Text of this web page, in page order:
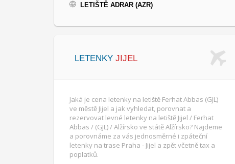
LETIŠTĚ ADRAR (AZR)
LETENKY JIJEL
Jaká je cena letenky na letiště Ferhat Abbas (GJL)
ve městě Jijel a jak vyhledat, porovnat a
rezervovat levné letenky na letiště Jijel / Ferhat
Abbas / (GJL) / Alžírsko ve státě Alžírsko? Najdeme
a porovnáme za vás jednosměrné i zpáteční
letenky na trase Praha - Jijel a zpět včetně tax a
poplatků.